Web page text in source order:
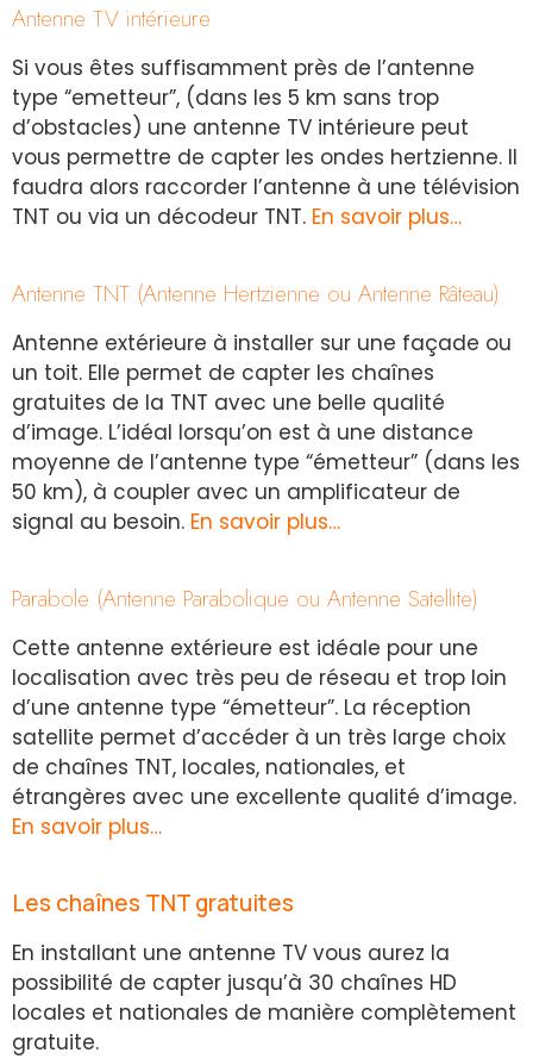
Antenne TV intérieure
Si vous êtes suffisamment près de l’antenne
type “emetteur”, (dans les 5 km sans trop
d’obstacles) une antenne TV intérieure peut
vous permettre de capter les ondes hertzienne. Il
faudra alors raccorder l’antenne à une télévision
TNT ou via un décodeur TNT. En savoir plus…
Antenne TNT (Antenne Hertzienne ou Antenne Râteau)
Antenne extérieure à installer sur une façade ou
un toit. Elle permet de capter les chaînes
gratuites de la TNT avec une belle qualité
d’image. L’idéal lorsqu’on est à une distance
moyenne de l’antenne type “émetteur” (dans les
50 km), à coupler avec un amplificateur de
signal au besoin. En savoir plus…
Parabole (Antenne Parabolique ou Antenne Satellite)
Cette antenne extérieure est idéale pour une
localisation avec très peu de réseau et trop loin
d’une antenne type “émetteur”. La réception
satellite permet d’accéder à un très large choix
de chaînes TNT, locales, nationales, et
étrangères avec une excellente qualité d’image.
En savoir plus…
Les chaînes TNT gratuites
En installant une antenne TV vous aurez la
possibilité de capter jusqu’à 30 chaînes HD
locales et nationales de manière complètement
gratuite.